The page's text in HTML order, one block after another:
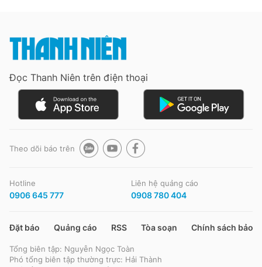
Đọc Thanh Niên trên điện thoại
Theo dõi báo trên
Hotline
0906 645 777
Liên hệ quảng cáo
0908 780 404
Đặt báo Quảng cáo RSS Tòa soạn Chính sách bảo
Tổng biên tập: Nguyễn Ngọc Toàn
Phó tổng biên tập thường trực: Hải Thành